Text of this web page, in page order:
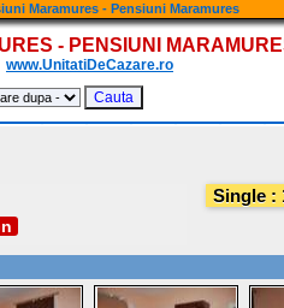
Maramures - Pensiuni Maramures
- PENSIUNI
www.UnitatiDeCazare.ro
Single :